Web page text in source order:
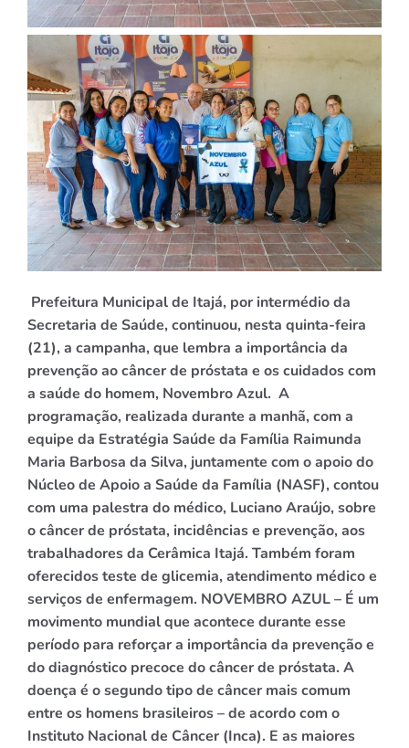
Prefeitura Municipal de Itajá, por intermédio da
Secretaria de Saúde, continuou, nesta quinta-feira
(21), a campanha, que lembra a importância da
prevenção ao câncer de próstata e os cuidados com
a saúde do homem, Novembro Azul. A
programação, realizada durante a manhã, com a
equipe da Estratégia Saúde da Família Raimunda
Maria Barbosa da Silva, juntamente com o apoio do
Núcleo de Apoio a Saúde da Família (NASF), contou
com uma palestra do médico, Luciano Araújo, sobre
o câncer de próstata, incidências e prevenção, aos
trabalhadores da Cerâmica Itajá. Também foram
oferecidos teste de glicemia, atendimento médico e
serviços de enfermagem. NOVEMBRO AZUL – É um
movimento mundial que acontece durante esse
período para reforçar a importância da prevenção e
do diagnóstico precoce do câncer de próstata. A
doença é o segundo tipo de câncer mais comum
entre os homens brasileiros – de acordo com o
Instituto Nacional de Câncer (Inca). E as maiores